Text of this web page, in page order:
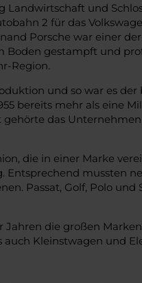
und
2 für das
Porsche war einer
gestampft und
Region.
und so war es
bereits mehr als eine
das
die in einer Marke
mussten
Passat, Golf, Polo
die großen
Kleinstwagen und